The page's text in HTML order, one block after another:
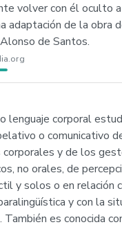
volver con él oculto a
adaptación de la obra
de Santos.
o lenguaje corporal
o comunicativo
y de los
no orales, de
y solos o en relación
y con la
También es conocida